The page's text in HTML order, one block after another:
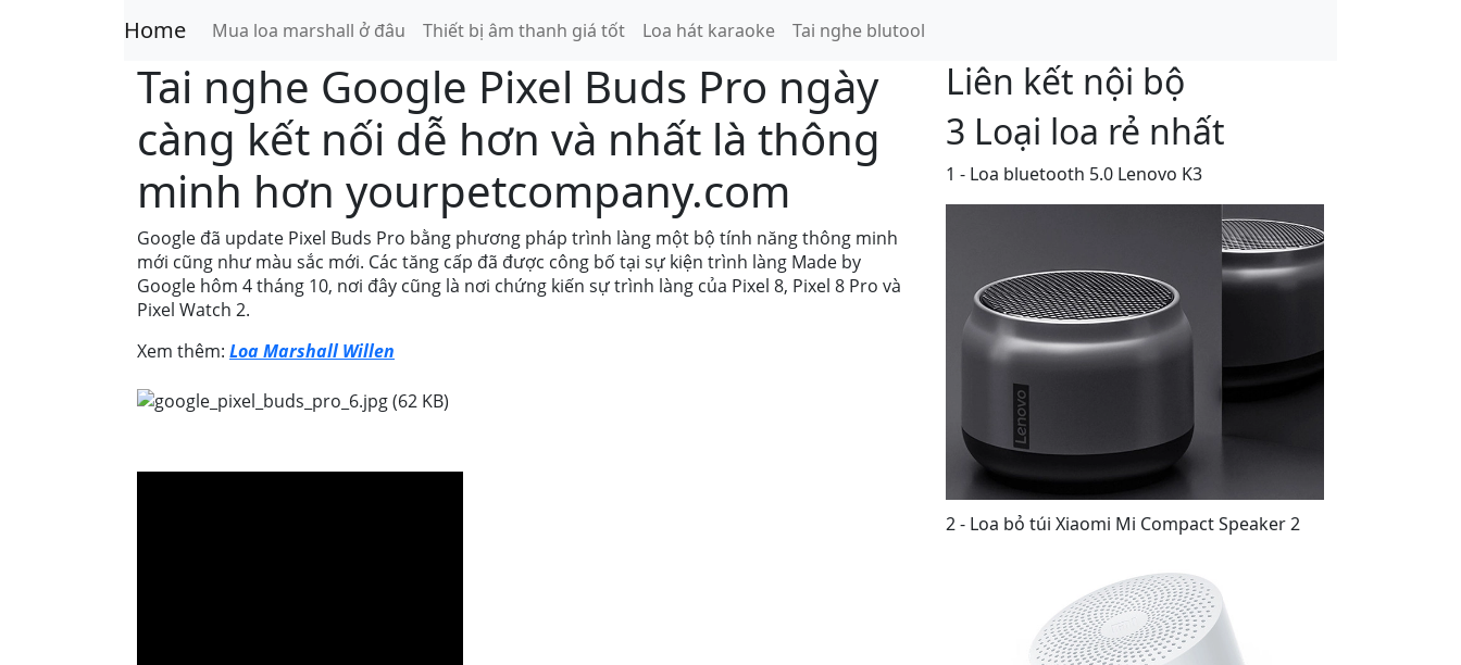
Home Mua loa marshall ở đâu Thiết bị âm thanh giá tốt Loa hát karaoke Tai nghe blutool
Tai nghe Google Pixel Buds Pro ngày
càng kết nối dễ hơn và nhất là thông
minh hơn yourpetcompany.com
Google đã update Pixel Buds Pro bằng phương pháp trình làng một bộ tính năng thông minh
mới cũng như màu sắc mới. Các tăng cấp đã được công bố tại sự kiện trình làng Made by
Google hôm 4 tháng 10, nơi đây cũng là nơi chứng kiến sự trình làng của Pixel 8, Pixel 8 Pro và
Pixel Watch 2.
Xem thêm: Loa Marshall Willen
Liên kết nội bộ
3 Loại loa rẻ nhất
1 - Loa bluetooth 5.0 Lenovo K3
2 - Loa bỏ túi Xiaomi Mi Compact Speaker 2